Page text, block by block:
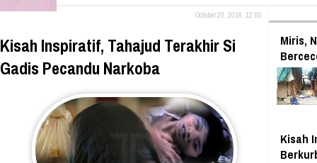
October 20, 2016, 12:00
Kisah Inspiratif, Tahajud Terakhir Si
Gadis Pecandu Narkoba
Miris,
Kisah